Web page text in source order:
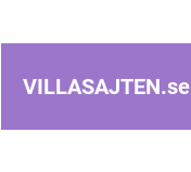
VILLASAJTEN.se